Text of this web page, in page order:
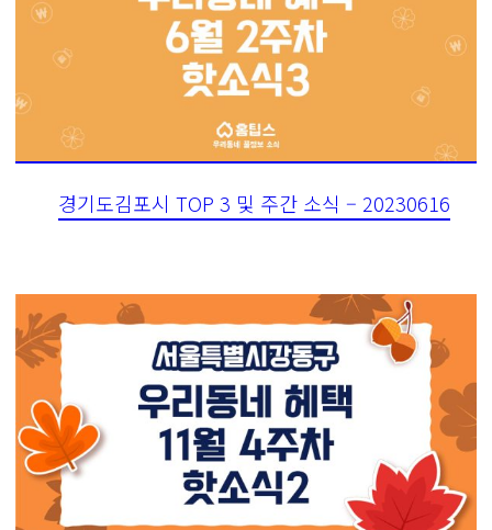
경기도김포시 TOP 3 및 주간 소식 – 20230616